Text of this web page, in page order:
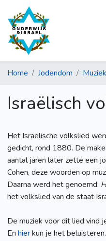
Home Jodendom Muziek
Israëlisch
Het Israëlische volkslied
gedicht, rond 1880. De
aantal jaren later zette een
Cohen, deze woorden op
Daarna werd het genoemd:
het volkslied van de staat
De muziek voor dit lied vind
En hierkun je het beluisteren.